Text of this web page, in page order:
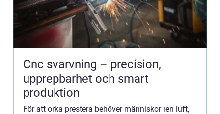
Cnc svarvning – precision,
upprepbarhet och smart
produktion
För att orka prestera behöver människor ren luft,